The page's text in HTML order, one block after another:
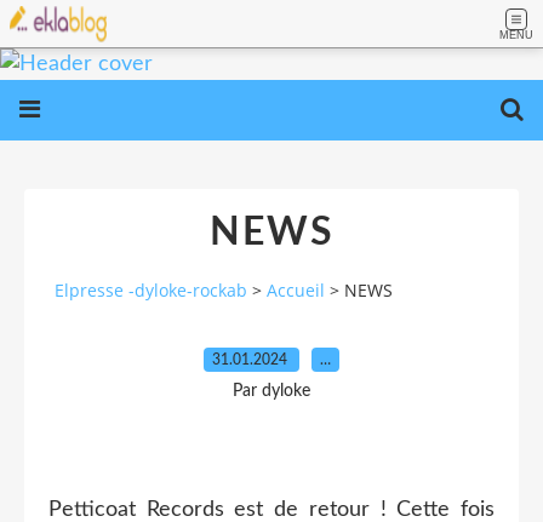
MENU
NEWS
Elpresse -dyloke-rockab > Accueil > NEWS
31.01.2024 …
Par dyloke
Petticoat Records est de retour ! Cette fois